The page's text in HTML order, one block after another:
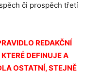
či prospěch třetí
REDAKČNÍ
DEFINUJE A
OSTATNÍ, STEJNĚ